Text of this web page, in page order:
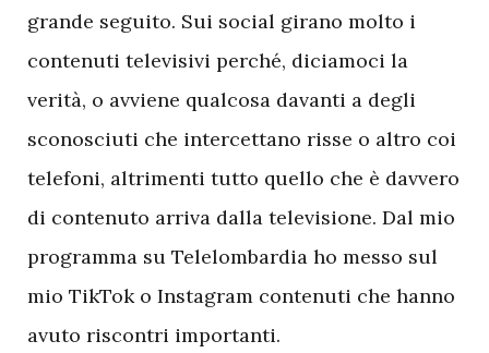
grande seguito. Sui social girano molto i
contenuti televisivi perché, diciamoci la
verità, o avviene qualcosa davanti a degli
sconosciuti che intercettano risse o altro coi
telefoni, altrimenti tutto quello che è davvero
di contenuto arriva dalla televisione. Dal mio
programma su Telelombardia ho messo sul
mio TikTok o Instagram contenuti che hanno
avuto riscontri importanti.